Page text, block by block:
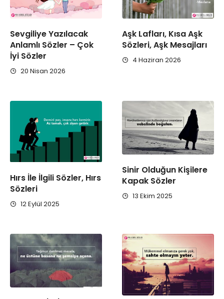
Sevgiliye Yazılacak
Anlamlı Sözler – Çok
İyi Sözler
20 Nisan 2026
Aşk Lafları, Kısa Aşk
Sözleri, Aşk Mesajları
4 Haziran 2026
Hırs İle İlgili Sözler, Hırs
Sözleri
12 Eylül 2025
Sinir Olduğun Kişilere
Kapak Sözler
13 Ekim 2025